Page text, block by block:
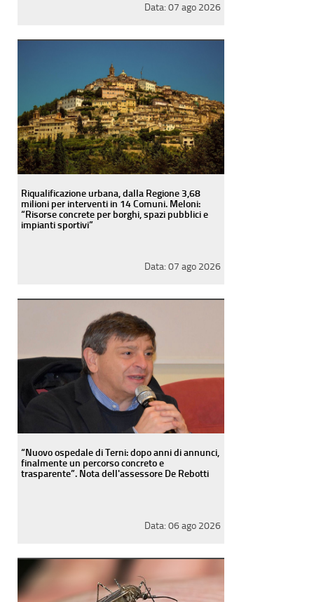
Data: 07 ago 2026
Riqualificazione urbana, dalla Regione 3,68
milioni per interventi in 14 Comuni. Meloni:
“Risorse concrete per borghi, spazi pubblici e
impianti sportivi”
Data: 07 ago 2026
“Nuovo ospedale di Terni: dopo anni di annunci,
finalmente un percorso concreto e
trasparente”. Nota dell'assessore De Rebotti
Data: 06 ago 2026